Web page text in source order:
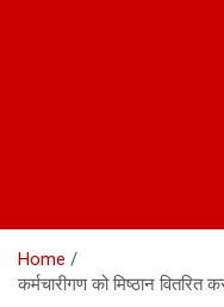
Home
कर्मचारीगण को मिष्ठान